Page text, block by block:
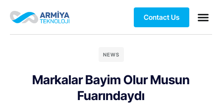
Contact Us
NEWS
Markalar Bayim Olur Musun
Fuarındaydı